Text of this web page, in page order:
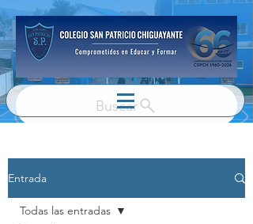
Buscar
Entrada
Todas las entradas